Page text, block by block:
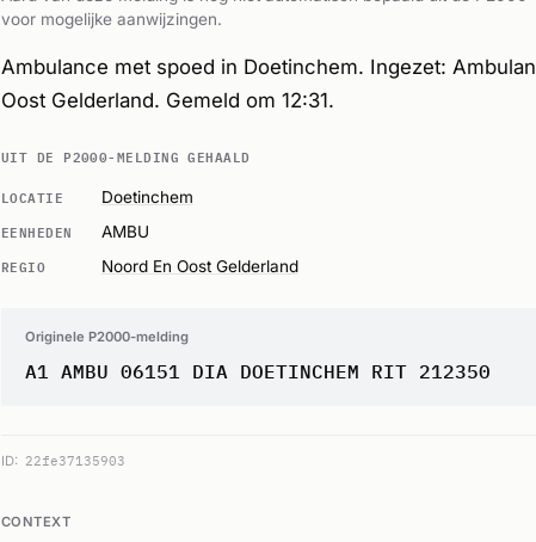
voor mogelijke aanwijzingen.
Ambulance met spoed in Doetinchem. Ingezet:
Oost Gelderland. Gemeld om 12:31.
UIT DE P2000-MELDING GEHAALD
LOCATIE
Doetinchem
EENHEDEN AMBU
REGIO Noord En Oost Gelderland
Originele P2000-melding
A1 AMBU 06151 DIA DOETINCHEM RIT 212350
ID: 22fe37135903
CONTEXT